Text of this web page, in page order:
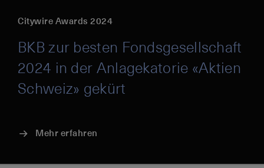
Citywire Awards 2024
BKB zur besten Fondsgesellschaft
2024 in der Anlagekatorie «Aktien
Schweiz» gekürt
Mehr erfahren